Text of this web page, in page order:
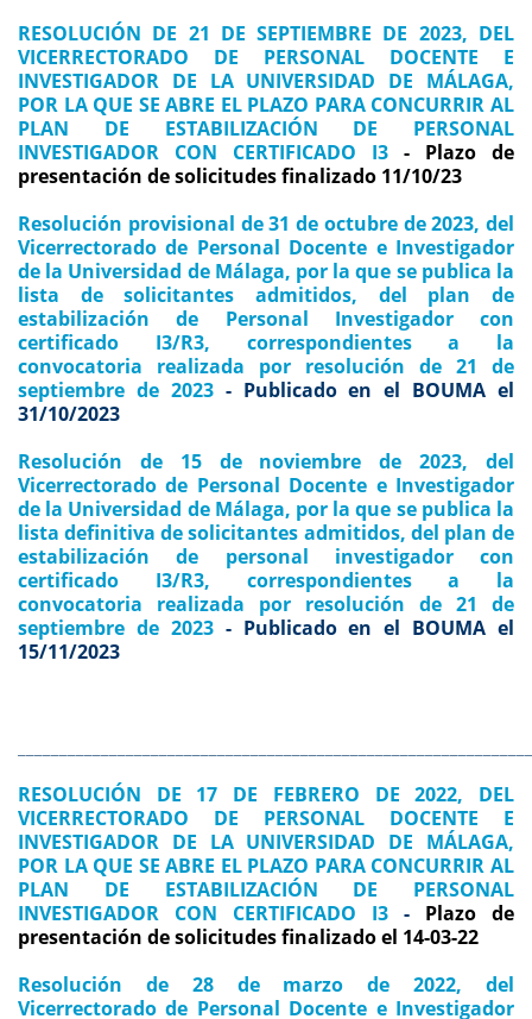
RESOLUCIÓN DE 21 DE SEPTIEMBRE DE 2023, DEL
VICERRECTORADO DE PERSONAL DOCENTE E
INVESTIGADOR DE LA UNIVERSIDAD DE MÁLAGA,
POR LA QUE SE ABRE EL PLAZO PARA CONCURRIR AL
PLAN DE ESTABILIZACIÓN DE PERSONAL
INVESTIGADOR CON CERTIFICADO I3 - Plazo de
presentación de solicitudes finalizado 11/10/23
Resolución provisional de 31 de octubre de 2023, del
Vicerrectorado de Personal Docente e Investigador
de la Universidad de Málaga, por la que se publica la
lista de solicitantes admitidos, del plan de
estabilización de Personal Investigador con
certificado I3/R3, correspondientes a la
convocatoria realizada por resolución de 21 de
septiembre de 2023- Publicado en el BOUMA el
31/10/2023
Resolución de 15 de noviembre de 2023, del
Vicerrectorado de Personal Docente e Investigador
de la Universidad de Málaga, por la que se publica la
lista definitiva de solicitantes admitidos, del plan de
estabilización de personal investigador con
certificado I3/R3, correspondientes a la
convocatoria realizada por resolución de 21 de
septiembre de 2023- Publicado en el BOUMA el
15/11/2023
RESOLUCIÓN DE 17 DE FEBRERO DE 2022, DEL
VICERRECTORADO DE PERSONAL DOCENTE E
INVESTIGADOR DE LA UNIVERSIDAD DE MÁLAGA,
POR LA QUE SE ABRE EL PLAZO PARA CONCURRIR AL
PLAN DE ESTABILIZACIÓN DE PERSONAL
INVESTIGADOR CON CERTIFICADO I3 - Plazo de
presentación de solicitudes finalizado el 14-03-22
Resolución de 28 de marzo de 2022, del
Vicerrectorado de Personal Docente e Investigador